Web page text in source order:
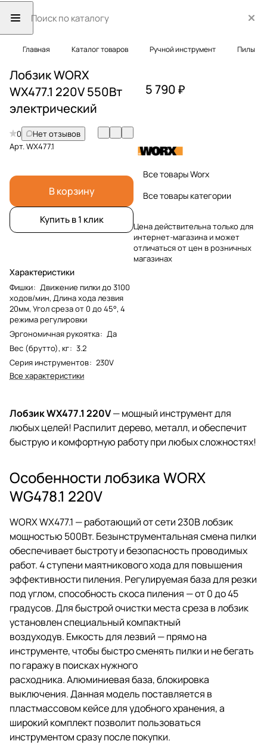
Главная Каталог товаров Ручной инструмент Пилы
Лобзик WORX
WX477.1 220V 550Вт
электрический
0
Нет отзывов
Арт.WX477.1
В корзину
Купить в 1 клик
Характеристики
Фишки: Движение пилки до 3100
ходов/мин, Длина хода лезвия
20мм, Угол среза от 0 до 45°, 4
режима регулировки
Эргономичная рукоятка: Да
Вес (брутто), кг: 3.2
Серия инструментов: 230V
Все характеристики
5 790 ₽
Все товары Worx
Все товары категории
Цена действительна только для
интернет-магазина и может
отличаться от цен в розничных
магазинах
Лобзик WX477.1 220V— мощный инструмент для
любых целей! Распилит дерево, металл, и обеспечит
быструю и комфортную работу при любых сложностях!
Особенности лобзика WORX
WG478.1 220V
WORX WX477.1 — работающий от сети 230В лобзик
мощностью 500Вт. Безынструментальная смена пилки
обеспечивает быстроту и безопасность проводимых
работ. 4 ступени маятникового хода для повышения
эффективности пиления. Регулируемая база для резки
под углом, способность скоса пиления — от 0 до 45
градусов. Для быстрой очистки места среза в лобзик
установлен специальный компактный
воздуходув. Емкость для лезвий — прямо на
инструменте, чтобы быстро сменять пилки и не бегать
по гаражу в поисках нужного
расходника. Алюминиевая база, блокировка
выключения. Данная модель поставляется в
пластмассовом кейсе для удобного хранения, а
широкий комплект позволит пользоваться
инструментом сразу после покупки.